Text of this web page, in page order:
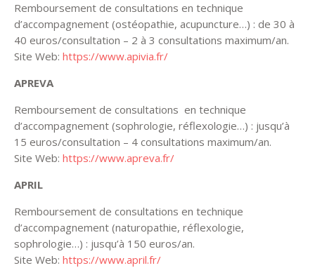
Remboursement de consultations en technique
d’accompagnement (ostéopathie, acupuncture…) : de 30 à
40 euros/consultation – 2 à 3 consultations maximum/an.
Site Web: https://www.apivia.fr/
APREVA
Remboursement de consultations en technique
d’accompagnement (sophrologie, réflexologie…) : jusqu’à
15 euros/consultation – 4 consultations maximum/an.
Site Web: https://www.apreva.fr/
APRIL
Remboursement de consultations en technique
d’accompagnement (naturopathie, réflexologie,
sophrologie…) : jusqu’à 150 euros/an.
Site Web: https://www.april.fr/